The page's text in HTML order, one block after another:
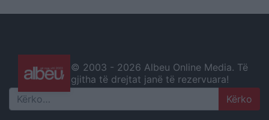
© 2003 - 2026 Albeu Online Media. Të
gjitha të drejtat janë të rezervuara!
Search